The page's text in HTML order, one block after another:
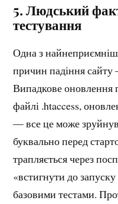
5.Людський
тестування
Одна з
причин падіння
Випадкове оновлення
файлі .htaccess,
— все це може
буквально перед
трапляється через
«встигнути до
базовими тестами.